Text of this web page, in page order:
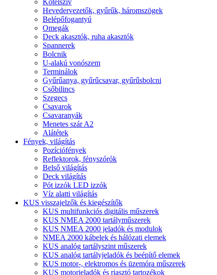
Kötélszív
Hevedervezetők, gyűrűk, háromszögek
Belépőfogantyú
Omegák
Deck akasztók, ruha akasztók
Spannerek
Bolcnik
U-alakú vonószem
Terminálok
Gyűrűanya, gyűrűcsavar, gyűrűsbolcni
Csőbilincs
Szegecs
Csavarok
Csavaranyák
Menetes szár A2
Alátétek
Fények, világítás
Pozíciófények
Reflektorok, fényszórók
Belső világítás
Deck világítás
Pót izzók LED izzók
Víz alatti világítás
KUS visszajelzők és kiegészítők
KUS multifunkciós digitális műszerek
KUS NMEA 2000 tartályműszerek
KUS NMEA 2000 jeladók és modulok
NMEA 2000 kábelek és hálózati elemek
KUS analóg tartályszint műszerek
KUS analóg tartályjeladók és beépítő elemek
KUS motor-, elektromos és üzemóra műszerek
KUS motorjeladók és riasztó tartozékok